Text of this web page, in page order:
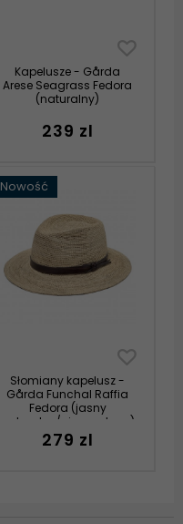
Kapelusze - Gårda
Arese Seagrass Fedora
(naturalny)
239 zl
Nowość
Słomiany kapelusz -
Gårda Funchal Raffia
Fedora (jasny
naturalny/ciemny brąz)
279 zl